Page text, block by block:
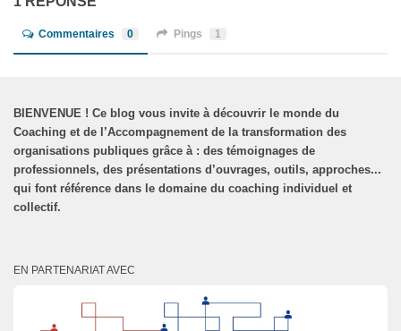
Commentaires 0 Pings 1
BIENVENUE ! Ce blog vous invite à découvrir le monde du
Coaching et de l’Accompagnement de la transformation des
organisations publiques grâce à : des témoignages de
professionnels, des présentations d’ouvrages, outils, approches...
qui font référence dans le domaine du coaching individuel et
collectif.
EN PARTENARIAT AVEC